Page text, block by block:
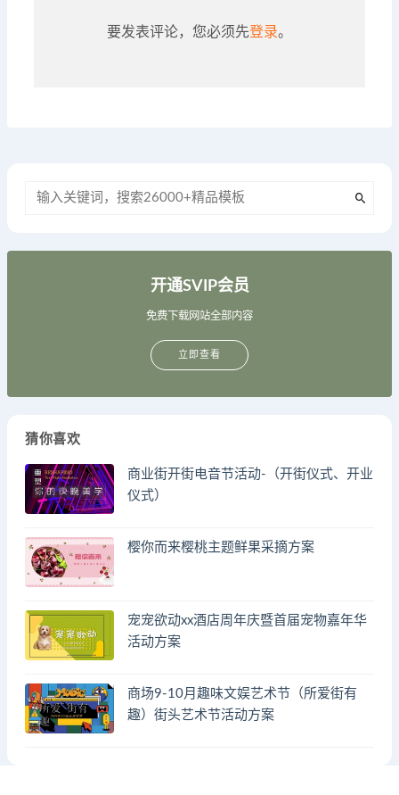
要发表评论，您必须先登录。
开通SVIP会员
免费下载网站全部内容
立即查看
猜你喜欢
商业街开街电音节活动-（开街仪式、开业
仪式）
樱你而来樱桃主题鲜果采摘方案
宠宠欲动xx酒店周年庆暨首届宠物嘉年华
活动方案
商场9-10月趣味文娱艺术节（所爱街有
趣）街头艺术节活动方案